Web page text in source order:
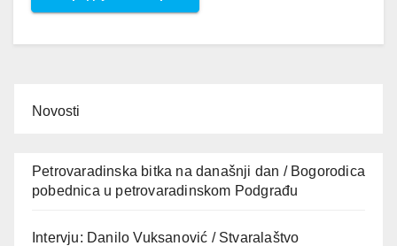
Novosti
Petrovaradinska bitka na današnji dan / Bogorodica
pobednica u petrovaradinskom Podgrađu
Intervju: Danilo Vuksanović / Stvaralaštvo